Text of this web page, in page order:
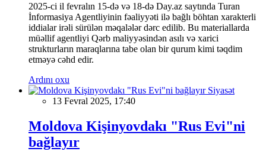
2025-ci il fevralın 15-də və 18-də Day.az saytında Turan
İnformasiya Agentliyinin fəaliyyəti ilə bağlı böhtan xarakterli
iddialar irəli sürülən məqalələr dərc edilib. Bu materiallarda
müəllif agentliyi Qərb maliyyəsindən asılı və xarici
strukturların maraqlarına tabe olan bir qurum kimi təqdim
etməyə cəhd edir.
Ardını oxu
Siyasət
13 Fevral 2025, 17:40
Moldova Kişinyovdakı "Rus Evi"ni
bağlayır